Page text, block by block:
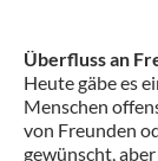
Überfluss an
Heute gäbe es
Menschen
von Freunden
gewünscht,